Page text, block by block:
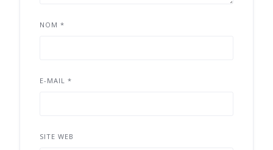
NOM *
E-MAIL *
SITE WEB